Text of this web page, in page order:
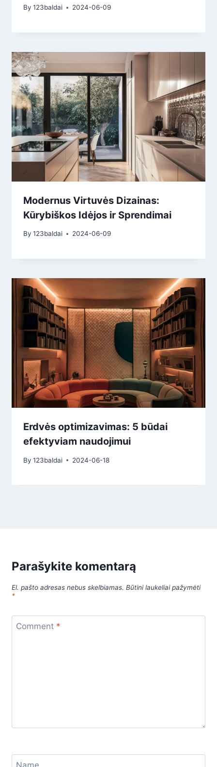
By 123baldai 2024-06-09
Modernus Virtuvės Dizainas:
Kūrybiškos Idėjos ir Sprendimai
By 123baldai 2024-06-09
Erdvės optimizavimas: 5 būdai
efektyviam naudojimui
By 123baldai 2024-06-18
Parašykite komentarą
El. pašto adresas nebus skelbiamas. Būtini laukeliai pažymėti
*
Comment *